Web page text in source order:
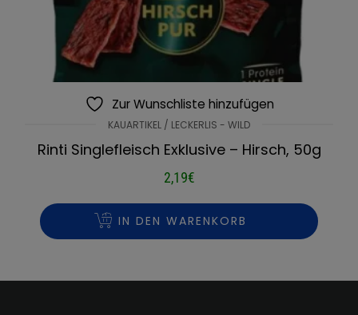
Zur Wunschliste hinzufügen
KAUARTIKEL / LECKERLIS - WILD
Rinti Singlefleisch Exklusive – Hirsch, 50g
2,19€
IN DEN WARENKORB